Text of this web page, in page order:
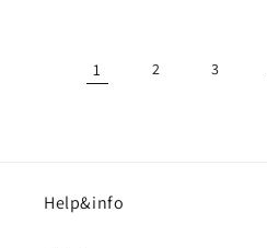
1 2 3
Help&info